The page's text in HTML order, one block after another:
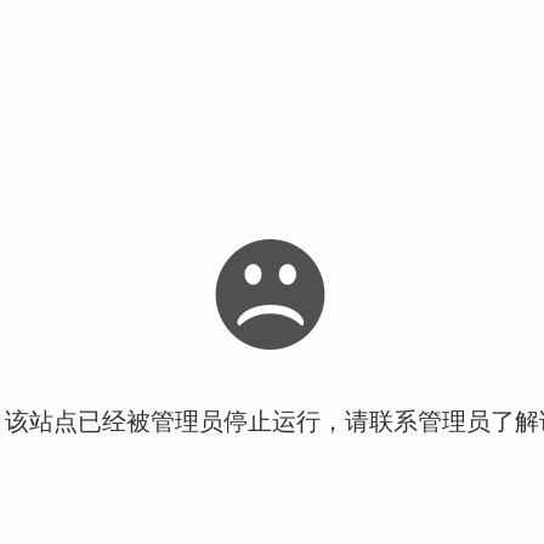
站点已经被管理员停止运行，请联系管理员了